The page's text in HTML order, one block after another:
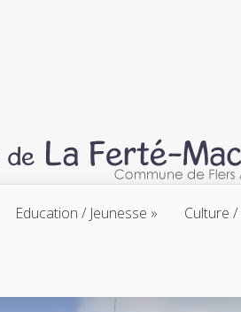
Education / Jeunesse Culture